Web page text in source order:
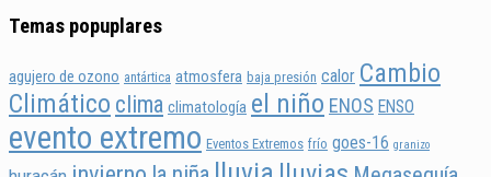
Temas popuplares
agujero de ozono antártica atmosfera baja presión calor Cambio
Climático clima climatología el niño ENOS ENSO
evento extremo Eventos Extremos frío goes-16 granizo